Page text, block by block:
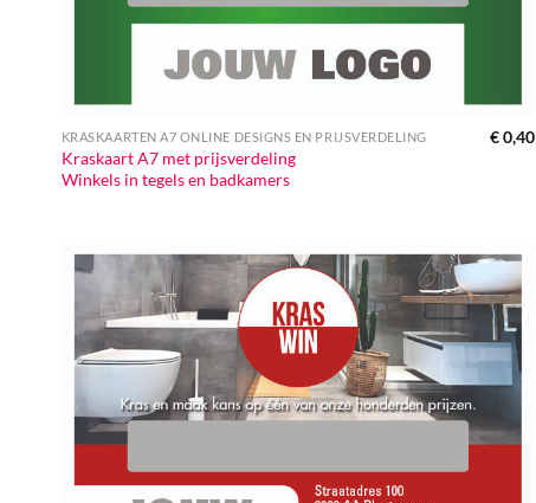
KRASKAARTEN A7 ONLINE DESIGNS EN PRIJSVERDELING
Kraskaart A7 met prijsverdeling
Winkels in tegels en badkamers
€0,40